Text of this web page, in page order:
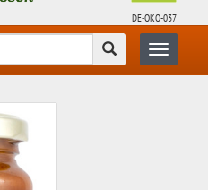
DE-ÖKO-037
Suchen Toggle